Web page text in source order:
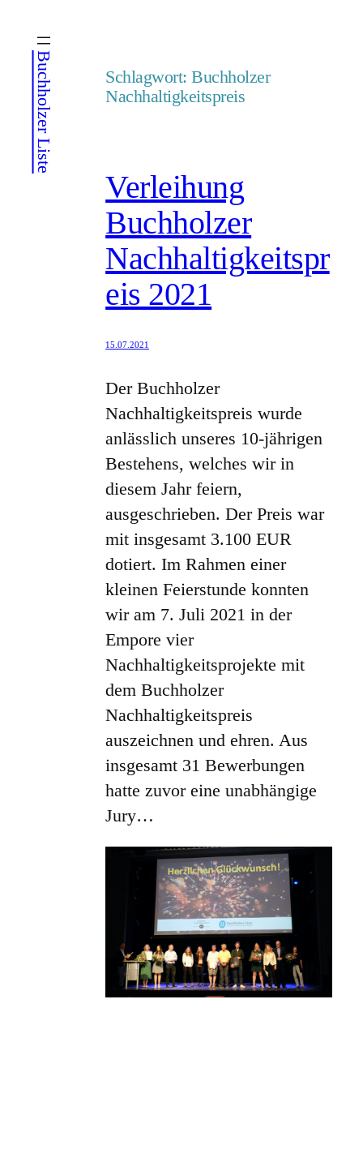
Inhalt
springen
Buchholzer Liste Schlagwort:Buchholzer
Nachhaltigkeitspreis
Verleihung
Buchholzer
Nachhaltigkeitspr
eis 2021
15.07.2021
Der Buchholzer
Nachhaltigkeitspreis wurde
anlässlich unseres 10-jährigen
Bestehens, welches wir in
diesem Jahr feiern,
ausgeschrieben. Der Preis war
mit insgesamt 3.100 EUR
dotiert. Im Rahmen einer
kleinen Feierstunde konnten
wir am 7. Juli 2021 in der
Empore vier
Nachhaltigkeitsprojekte mit
dem Buchholzer
Nachhaltigkeitspreis
auszeichnen und ehren. Aus
insgesamt 31 Bewerbungen
hatte zuvor eine unabhängige
Jury…